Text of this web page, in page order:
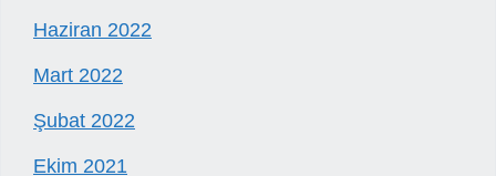
Haziran 2022
Mart 2022
Şubat 2022
Ekim 2021